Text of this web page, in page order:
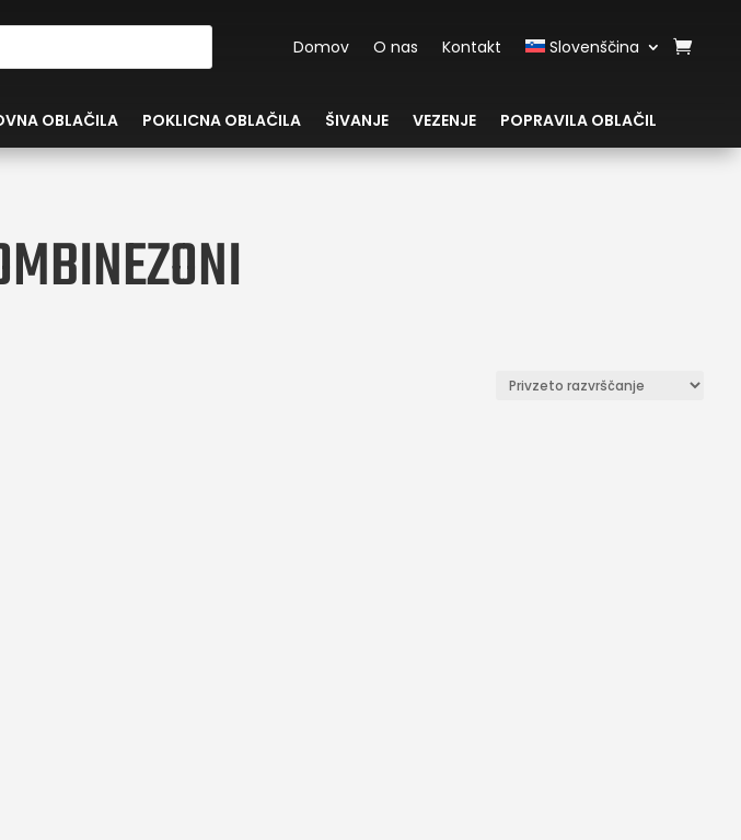
Domov O nas Kontakt Slovenščina
OBLAČILA POKLICNA OBLAČILA ŠIVANJE VEZENJE POPRAVILA OBLAČIL